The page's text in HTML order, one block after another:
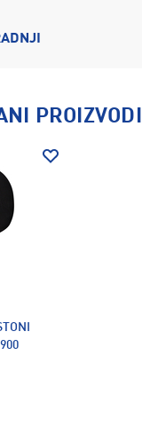
PROIZVODI